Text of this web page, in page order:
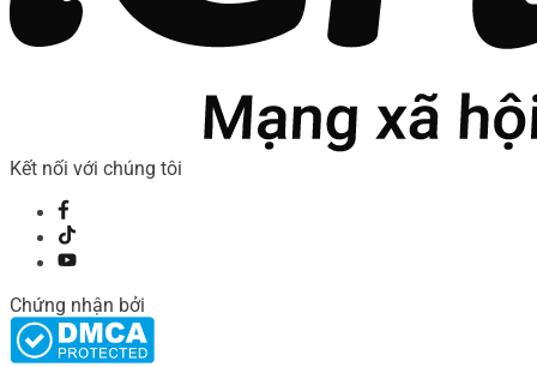
Kết nối với chúng tôi
Chứng nhận bởi